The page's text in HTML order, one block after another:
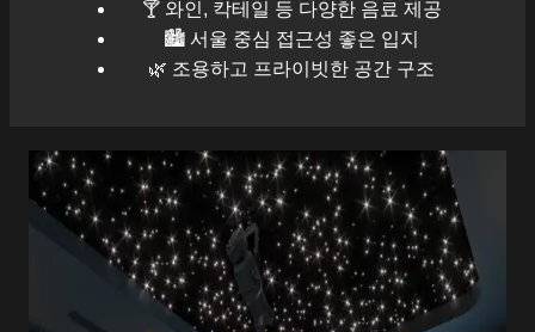
🍸 와인, 칵테일 등 다양한 음료 제공
🏙️ 서울 중심 접근성 좋은 입지
🌿 조용하고 프라이빗한 공간 구조